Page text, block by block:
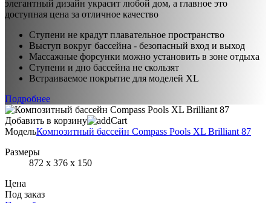
элегантный дизайн украсит любой дом, а главное это
доступная цена за отличное качество
Ступени не крадут плавательное пространство
Выступ вокруг бассейна - безопасный вход и выход
Массажные форсунки можно установить в зоне отдыха
Ступени и дно бассейна не скользят
Встраиваемое покрытие для моделей XL
Подробнее
Добавить в корзину
МодельКомпозитный бассейн Compass Pools XL Brilliant 87
Размеры
872 х 376 х 150
Цена
Под заказ